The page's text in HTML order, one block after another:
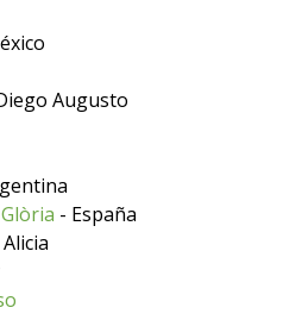
Augusto
- España